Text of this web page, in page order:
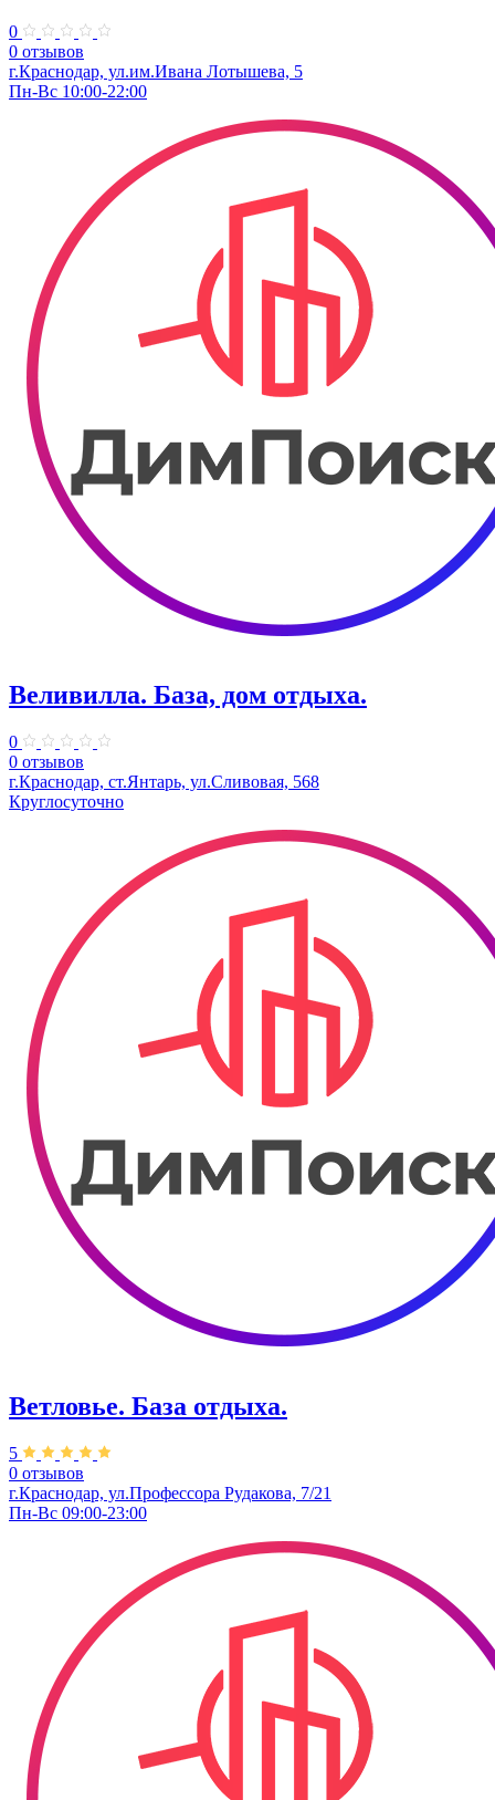
0
0 отзывов
г.Краснодар, ул.им.Ивана Лотышева, 5
Пн-Вс 10:00-22:00
Веливилла. База, дом отдыха.
0
0 отзывов
г.Краснодар, ст.Янтарь, ул.Сливовая, 568
Круглосуточно
Ветловье. База отдыха.
5
0 отзывов
г.Краснодар, ул.Профессора Рудакова, 7/21
Пн-Вс 09:00-23:00